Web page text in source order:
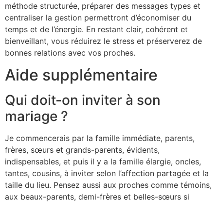
méthode structurée, préparer des messages types et
centraliser la gestion permettront d’économiser du
temps et de l’énergie. En restant clair, cohérent et
bienveillant, vous réduirez le stress et préserverez de
bonnes relations avec vos proches.
Aide supplémentaire
Qui doit-on inviter à son
mariage ?
Je commencerais par la famille immédiate, parents,
frères, sœurs et grands-parents, évidents,
indispensables, et puis il y a la famille élargie, oncles,
tantes, cousins, à inviter selon l’affection partagée et la
taille du lieu. Pensez aussi aux proches comme témoins,
aux beaux-parents, demi-frères et belles-sœurs si